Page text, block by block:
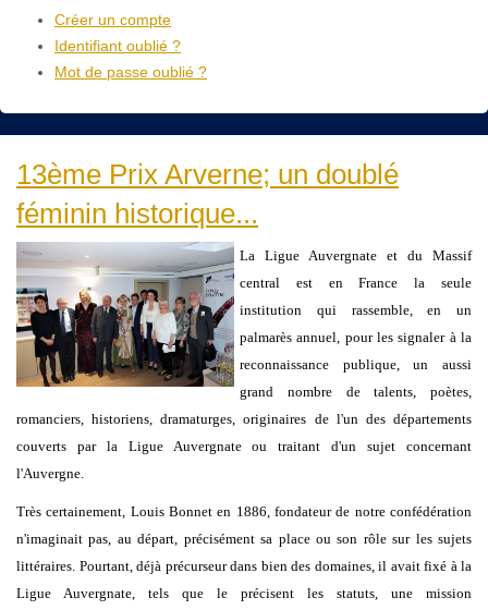
Créer un compte
Identifiant oublié ?
Mot de passe oublié ?
13ème Prix Arverne; un doublé
féminin historique...
La Ligue Auvergnate et du Massif
central est en France la seule
institution qui rassemble, en un
palmarès annuel, pour les signaler à la
reconnaissance publique, un aussi
grand nombre de talents, poètes,
romanciers, historiens, dramaturges, originaires de l'un des départements
couverts par la Ligue Auvergnate ou traitant d'un sujet concernant
l'Auvergne.
Très certainement, Louis Bonnet en 1886, fondateur de notre confédération
n'imaginait pas, au départ, précisément sa place ou son rôle sur les sujets
littéraires. Pourtant, déjà précurseur dans bien des domaines, il avait fixé à la
Ligue Auvergnate, tels que le précisent les statuts, une mission